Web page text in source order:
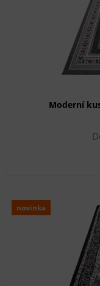
Moderní
novinka